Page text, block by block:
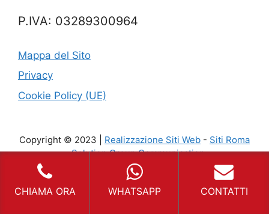
P.IVA: 03289300964
Mappa del Sito
Privacy
Cookie Policy (UE)
Copyright © 2023 | Realizzazione Siti Web - Siti Roma
-Solution Group Communication
CHIAMA ORA WHATSAPP CONTATTI